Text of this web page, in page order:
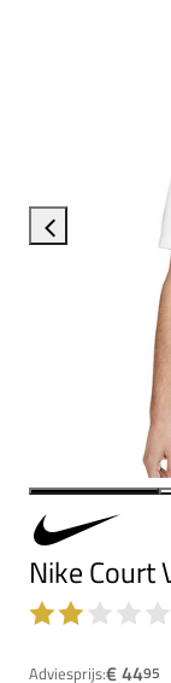
Nike Court
Adviesprijs:€ 4495